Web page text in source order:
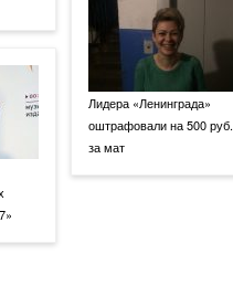
Лидера «Ленинграда»
оштрафовали на 500 руб.
за мат